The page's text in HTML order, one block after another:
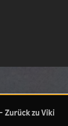
Zurück zu Viki